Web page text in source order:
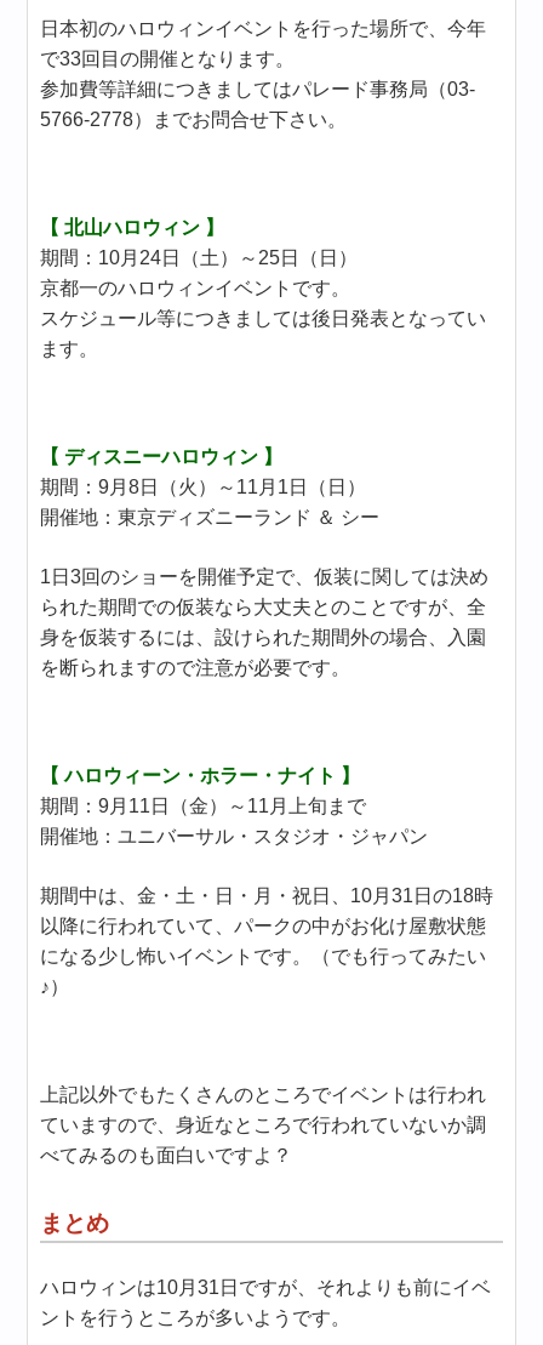
日本初のハロウィンイベントを行った場所で、今年
で33回目の開催となります。
参加費等詳細につきましてはパレード事務局（03-
5766-2778）までお問合せ下さい。
【 北山ハロウィン 】
期間：10月24日（土）～25日（日）
京都一のハロウィンイベントです。
スケジュール等につきましては後日発表となってい
ます。
【 ディスニーハロウィン 】
期間：9月8日（火）～11月1日（日）
開催地：東京ディズニーランド ＆ シー
1日3回のショーを開催予定で、仮装に関しては決め
られた期間での仮装なら大丈夫とのことですが、全
身を仮装するには、設けられた期間外の場合、入園
を断られますので注意が必要です。
【 ハロウィーン・ホラー・ナイト 】
期間：9月11日（金）～11月上旬まで
開催地：ユニバーサル・スタジオ・ジャパン
期間中は、金・土・日・月・祝日、10月31日の18時
以降に行われていて、パークの中がお化け屋敷状態
になる少し怖いイベントです。（でも行ってみたい
♪）
上記以外でもたくさんのところでイベントは行われ
ていますので、身近なところで行われていないか調
べてみるのも面白いですよ？
まとめ
ハロウィンは10月31日ですが、それよりも前にイベ
ントを行うところが多いようです。